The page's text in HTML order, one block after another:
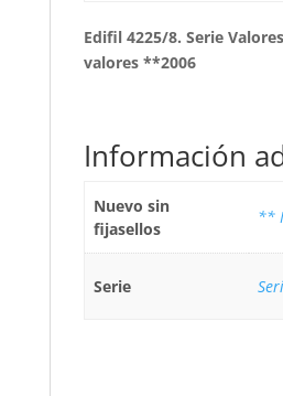
Edifil 4225/8. Serie
valores **2006
Información
Nuevo sin
fijasellos
**
Serie